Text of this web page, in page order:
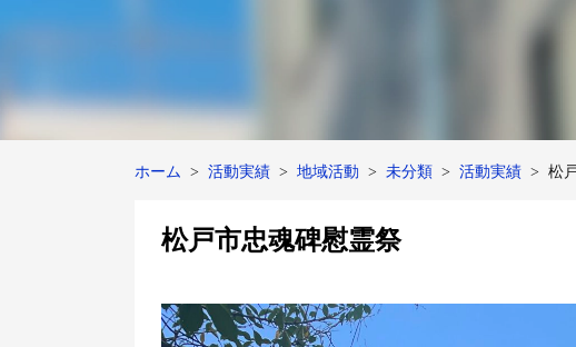
ホーム 活動実績 地域活動 未分類 活動実績 松
松戸市忠魂碑慰霊祭